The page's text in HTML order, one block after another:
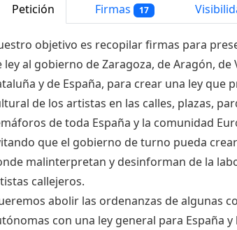
Petición Firmas 17
objetivo es recopilar firmas para
ley al gobierno de Zaragoza, de Aragón, de
y de España, para crear una ley que
de los artistas en las calles, plazas,
de toda España y la comunidad
que el gobierno de turno pueda
malinterpretan y desinforman de la
callejeros.
abolir las ordenanzas de algunas
con una ley general para España